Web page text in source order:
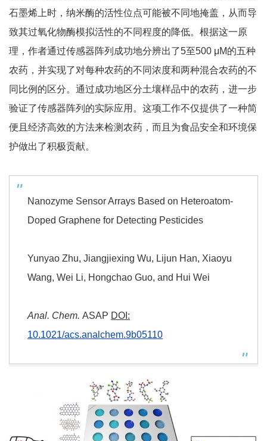
石墨烯上时，纳米酶的活性位点可能被不同地掩盖，从而导
致其过氧化物酶模拟活性的不同程度的降低。根据这一原
理，作者通过传感器阵列成功地分辨出了5至500 μM的五种
农药，并实现了对每种农药的不同浓度和两种混合农药的不
同比例的区分。通过成功地区分土壤样品中的农药，进一步
验证了传感器阵列的实际应用。这项工作不仅提供了一种简
便且经济高效的方法来检测农药，而且为食品安全和环境保
护做出了积极贡献。
Nanozyme Sensor Arrays Based on Heteroatom-
Doped Graphene for Detecting Pesticides
Yunyao Zhu, Jiangjiexing Wu, Lijun Han, Xiaoyu
Wang, Wei Li, Hongchao Guo, and Hui Wei
Anal. Chem. ASAP DOI:
10.1021/acs.analchem.9b05110